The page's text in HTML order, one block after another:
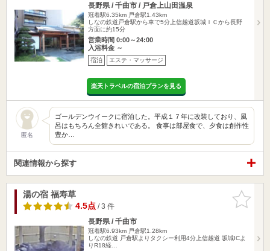
長野県 / 千曲市 / 戸倉上山田温泉
冠着駅6.35km 戸倉駅1.43km
しなの鉄道戸倉駅から車で5分上信越道坂城ＩＣから長野
方面に約15分
営業時間 0:00～24:00
入浴料金 ～
宿泊 エステ・マッサージ
楽天トラベルの宿泊プランを見る
匿名
ゴールデンウイークに宿泊した。平成１７年に改装しており、風
呂はもちろん全館きれいである。 食事は部屋食で、夕食は創作性
豊か…
関連情報から探す
お気に入
りに追加
湯の宿 福寿草
4.5点/ 3 件
長野県 / 千曲市
冠着駅6.93km 戸倉駅1.28km
しなの鉄道 戸倉駅よりタクシー利用4分上信越道 坂城ICよ
りR18経…